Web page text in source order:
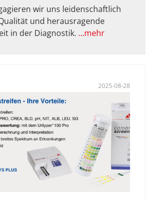
wir uns leidenschaftlich
und herausragende
in der Diagnostik. ...mehr
2025-08-28